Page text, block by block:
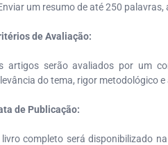
um resumo de até 250
de Avaliação:
artigos serão avaliados por um
do tema, rigor metodológico
de Publicação:
livro completo será disponibilizado